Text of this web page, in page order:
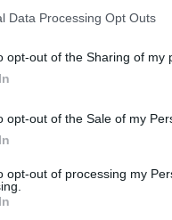
Data Processing Opt Outs
opt-out of the Sharing of my
opt-out of the Sale of my
opt-out of processing my
quello del cosiddetto
seguito, una breve
di
di procedere per la